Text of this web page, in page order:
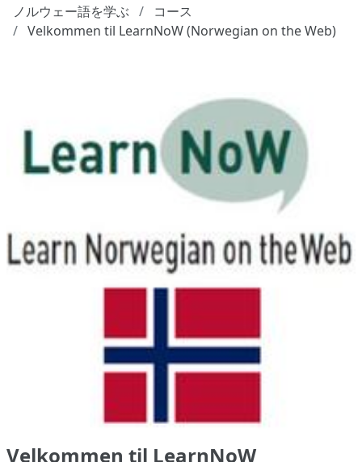
ノルウェー語を学ぶ
コース
Velkommen til LearnNoW (Norwegian on the Web)
Velkommen til LearnNoW